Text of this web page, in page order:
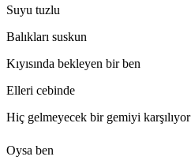
Suyu tuzlu
Balıkları suskun
Kıyısında bekleyen bir ben
Elleri cebinde
Hiç gelmeyecek bir gemiyi karşılıyor
Oysa ben